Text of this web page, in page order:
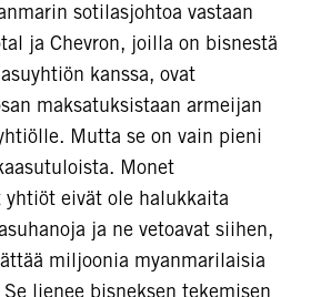
sotilasjohtoa vastaan
ja Chevron, joilla on bisnestä
kanssa, ovat
maksatuksistaan armeijan
Mutta se on vain pieni
Monet
yhtiöt eivät ole halukkaita
ja ne vetoavat siihen,
miljoonia myanmarilaisia
lienee bisneksen tekemisen